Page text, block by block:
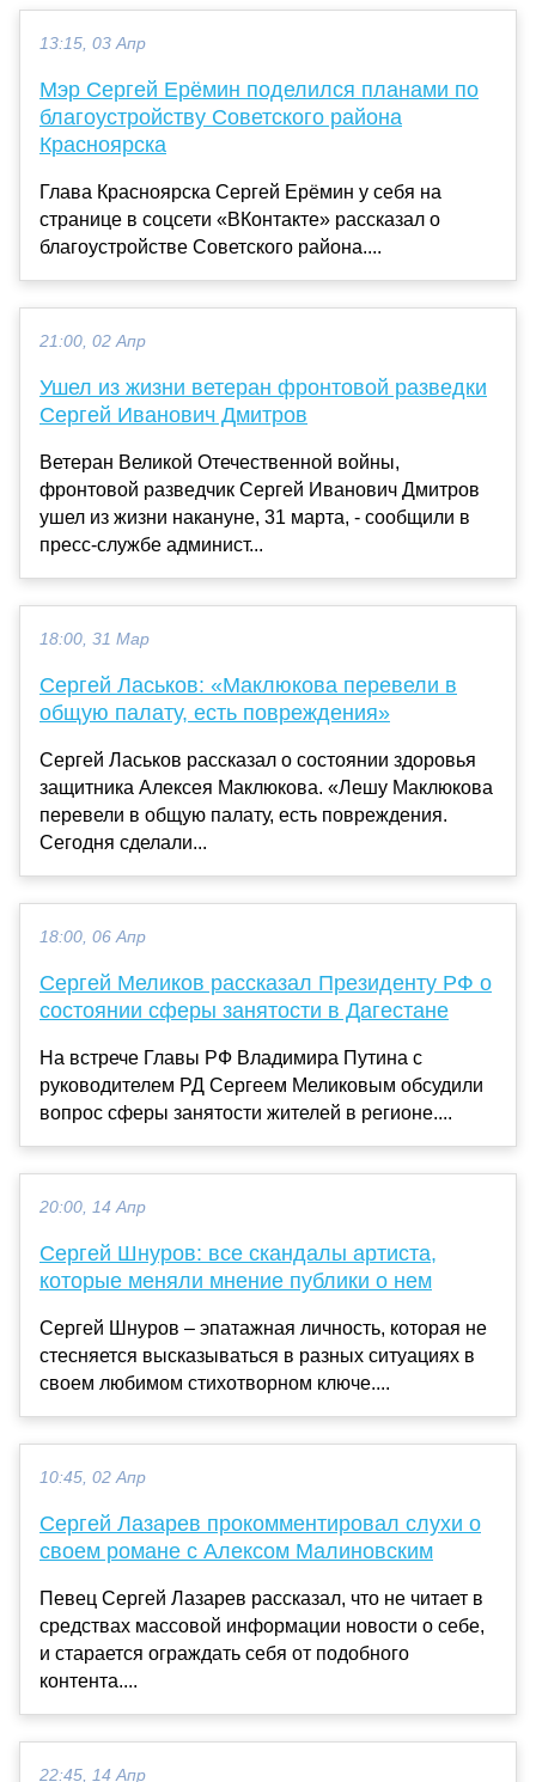
13:15, 03 Апр
Мэр Сергей Ерёмин поделился планами по
благоустройству Советского района
Красноярска
Глава Красноярска Сергей Ерёмин у себя на
странице в соцсети «ВКонтакте» рассказал о
благоустройстве Советского района....
21:00, 02 Апр
Ушел из жизни ветеран фронтовой разведки
Сергей Иванович Дмитров
Ветеран Великой Отечественной войны,
фронтовой разведчик Сергей Иванович Дмитров
ушел из жизни накануне, 31 марта, - сообщили в
пресс-службе админист...
18:00, 31 Мар
Сергей Ласьков: «Маклюкова перевели в
общую палату, есть повреждения»
Сергей Ласьков рассказал о состоянии здоровья
защитника Алексея Маклюкова. «Лешу Маклюкова
перевели в общую палату, есть повреждения.
Сегодня сделали...
18:00, 06 Апр
Сергей Меликов рассказал Президенту РФ о
состоянии сферы занятости в Дагестане
На встрече Главы РФ Владимира Путина с
руководителем РД Сергеем Меликовым обсудили
вопрос сферы занятости жителей в регионе....
20:00, 14 Апр
Сергей Шнуров: все скандалы артиста,
которые меняли мнение публики о нем
Сергей Шнуров – эпатажная личность, которая не
стесняется высказываться в разных ситуациях в
своем любимом стихотворном ключе....
10:45, 02 Апр
Сергей Лазарев прокомментировал слухи о
своем романе с Алексом Малиновским
Певец Сергей Лазарев рассказал, что не читает в
средствах массовой информации новости о себе,
и старается ограждать себя от подобного
контента....
22:45, 14 Апр